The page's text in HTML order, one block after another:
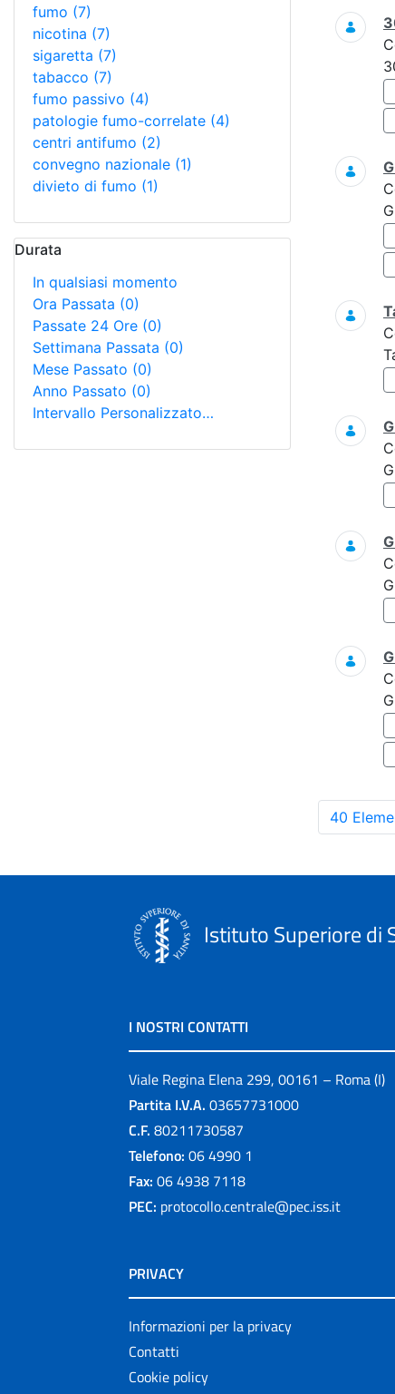
fumo (7)
nicotina (7)
sigaretta (7)
tabacco (7)
fumo passivo (4)
patologie fumo-correlate (4)
centri antifumo (2)
convegno nazionale (1)
divieto di fumo (1)
Durata
In qualsiasi momento
Ora Passata (0)
Passate 24 Ore (0)
Settimana Passata (0)
Mese Passato (0)
Anno Passato (0)
Intervallo Personalizzato…
40
Istituto Superiore di
I NOSTRI CONTATTI
Viale Regina Elena 299, 00161 – Roma (I)
Partita I.V.A. 03657731000
C.F. 80211730587
Telefono: 06 4990 1
Fax: 06 4938 7118
PEC: protocollo.centrale@pec.iss.it
PRIVACY
Informazioni per la privacy
Contatti
Cookie policy